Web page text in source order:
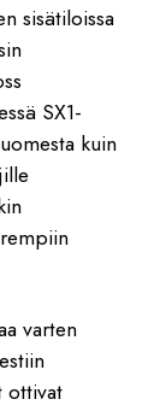
sisätiloissa
SX1-
kuin
varten
ottivat